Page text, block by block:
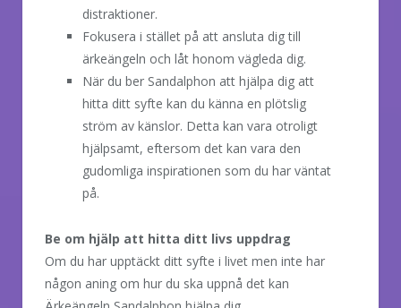
distraktioner.
Fokusera i stället på att ansluta dig till
ärkeängeln och låt honom vägleda dig.
När du ber Sandalphon att hjälpa dig att
hitta ditt syfte kan du känna en plötslig
ström av känslor. Detta kan vara otroligt
hjälpsamt, eftersom det kan vara den
gudomliga inspirationen som du har väntat
på.
Be om hjälp att hitta ditt livs uppdrag
Om du har upptäckt ditt syfte i livet men inte har
någon aning om hur du ska uppnå det kan